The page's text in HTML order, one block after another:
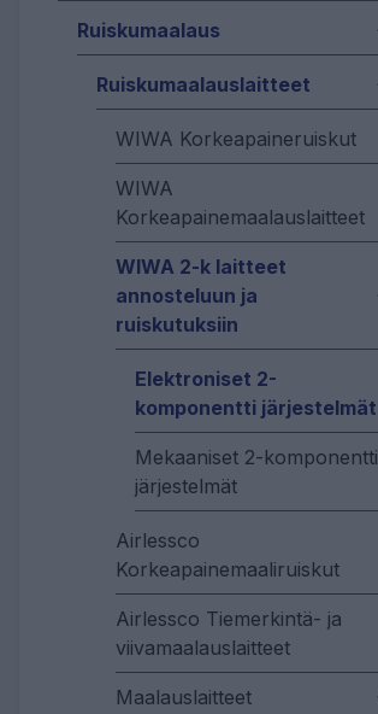
Ruiskumaalaus
Ruiskumaalauslaitteet
WIWA Korkeapaineruiskut
WIWA
Korkeapainemaalauslaitteet
WIWA 2-k laitteet
annosteluun ja
ruiskutuksiin
Elektroniset 2-
komponentti järjestelmät
Mekaaniset 2-komponentti
järjestelmät
Airlessco
Korkeapainemaaliruiskut
Airlessco Tiemerkintä- ja
viivamaalauslaitteet
Maalauslaitteet